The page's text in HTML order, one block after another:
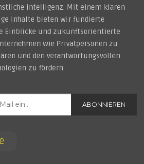
Intelligenz. Mit einem klaren
Inhalte bieten wir fundierte
Einblicke und zukunftsorientierte
wie Privatpersonen zu
und den verantwortungsvollen
zu fördern.
ABONNIEREN